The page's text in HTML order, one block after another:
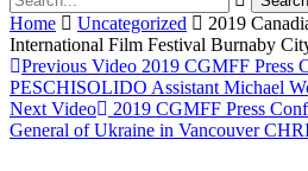
Home Uncategorized
2019
International Film Festival Burnaby
Previous Video 2019 CGMFF Press
PESCHISOLIDO Assistant Michael
Next Video
2019 CGMFF Press
General of Ukraine in Vancouver